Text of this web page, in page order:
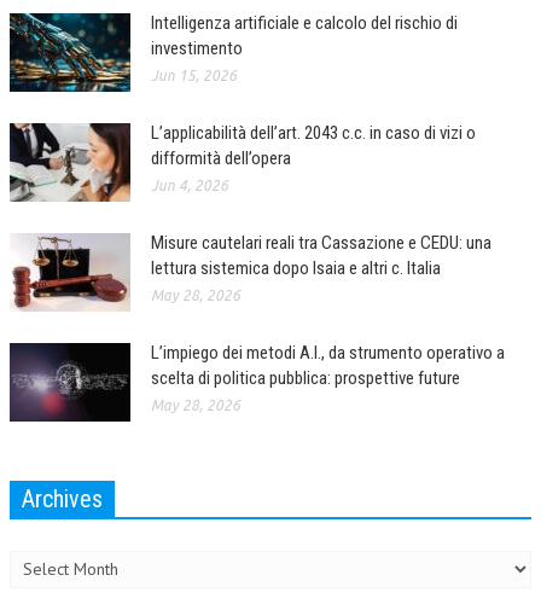
Intelligenza artificiale e calcolo del rischio di
investimento
Jun 15, 2026
L’applicabilità dell’art. 2043 c.c. in caso di vizi o
difformità dell’opera
Jun 4, 2026
Misure cautelari reali tra Cassazione e CEDU: una
lettura sistemica dopo Isaia e altri c. Italia
May 28, 2026
L’impiego dei metodi A.I., da strumento operativo a
scelta di politica pubblica: prospettive future
May 28, 2026
Archives